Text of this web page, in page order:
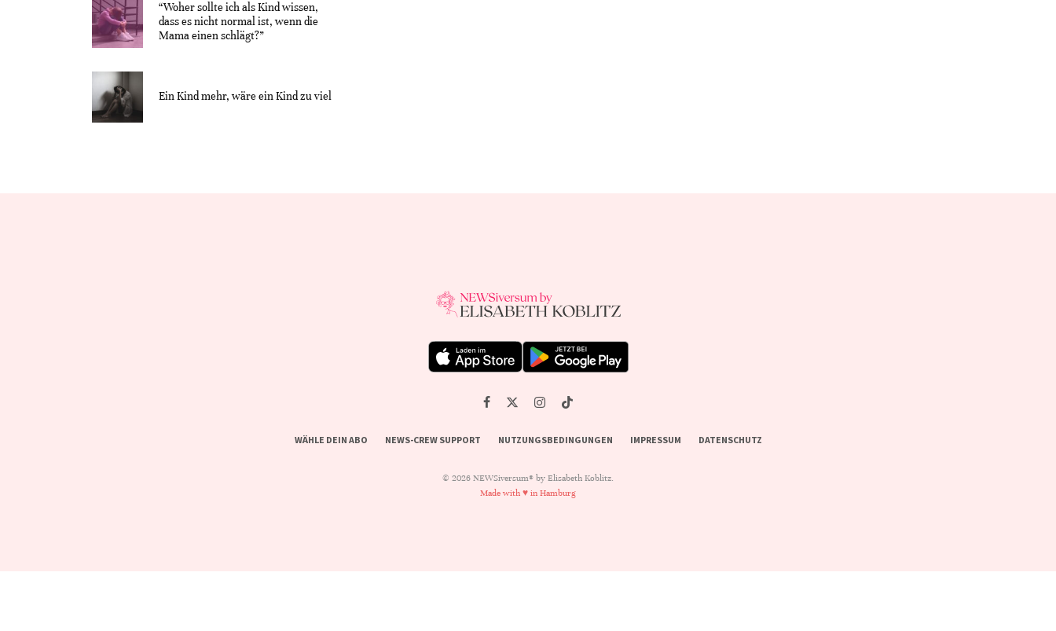
“Woher sollte ich als Kind wissen,
dass es nicht normal ist, wenn die
Mama einen schlägt?”
Ein Kind mehr, wäre ein Kind zu viel
WÄHLE DEIN ABO NEWS-CREW SUPPORT NUTZUNGSBEDINGUNGEN IMPRESSUM DATENSCHUTZ
© 2026 NEWSiversum® by Elisabeth Koblitz.
Made with ♥ in Hamburg